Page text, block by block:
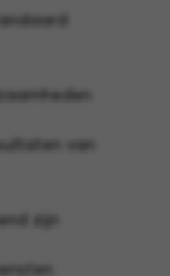
van
zijn